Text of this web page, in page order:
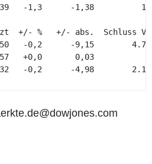
-1,3      -1,38
+/- %   +/- abs.  Schluss
-0,2      -9,15
+0,0       0,03
-0,2      -4,98